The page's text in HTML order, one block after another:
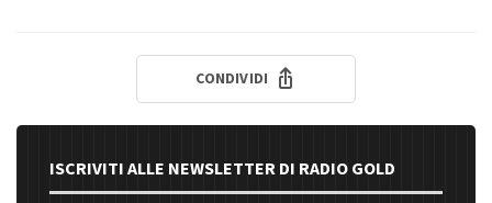
CONDIVIDI
ISCRIVITI ALLE NEWSLETTER DI RADIO GOLD